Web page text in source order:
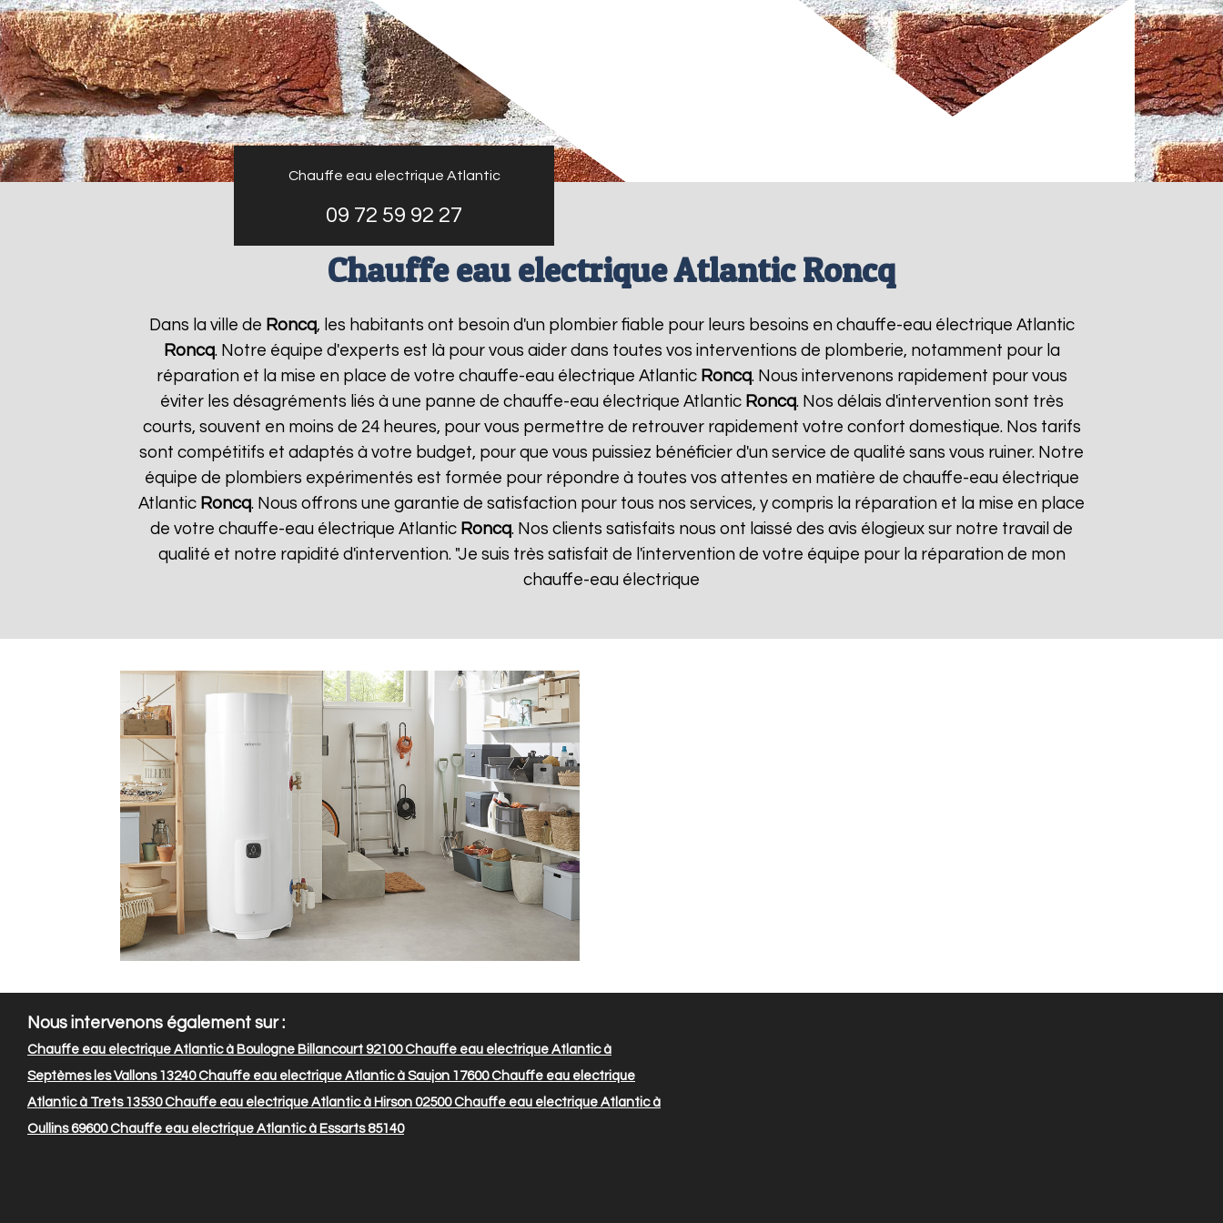
Chauffe eau electrique Atlantic
09 72 59 92 27
Chauffe eau electrique Atlantic Roncq
Dans la ville de Roncq, les habitants ont besoin d'un plombier fiable pour leurs besoins en chauffe-eau électrique Atlantic
Roncq. Notre équipe d'experts est là pour vous aider dans toutes vos interventions de plomberie, notamment pour la
réparation et la mise en place de votre chauffe-eau électrique Atlantic Roncq. Nous intervenons rapidement pour vous
éviter les désagréments liés à une panne de chauffe-eau électrique Atlantic Roncq. Nos délais d'intervention sont très
courts, souvent en moins de 24 heures, pour vous permettre de retrouver rapidement votre confort domestique. Nos tarifs
sont compétitifs et adaptés à votre budget, pour que vous puissiez bénéficier d'un service de qualité sans vous ruiner. Notre
équipe de plombiers expérimentés est formée pour répondre à toutes vos attentes en matière de chauffe-eau électrique
Atlantic Roncq. Nous offrons une garantie de satisfaction pour tous nos services, y compris la réparation et la mise en place
de votre chauffe-eau électrique Atlantic Roncq. Nos clients satisfaits nous ont laissé des avis élogieux sur notre travail de
qualité et notre rapidité d'intervention. "Je suis très satisfait de l'intervention de votre équipe pour la réparation de mon
chauffe-eau électrique
Nous intervenons également sur :
Chauffe eau electrique Atlantic à Boulogne Billancourt 92100Chauffe eau electrique Atlantic à
Septèmes les Vallons 13240Chauffe eau electrique Atlantic à Saujon 17600Chauffe eau electrique
Atlantic à Trets 13530Chauffe eau electrique Atlantic à Hirson 02500Chauffe eau electrique Atlantic à
Oullins 69600Chauffe eau electrique Atlantic à Essarts 85140